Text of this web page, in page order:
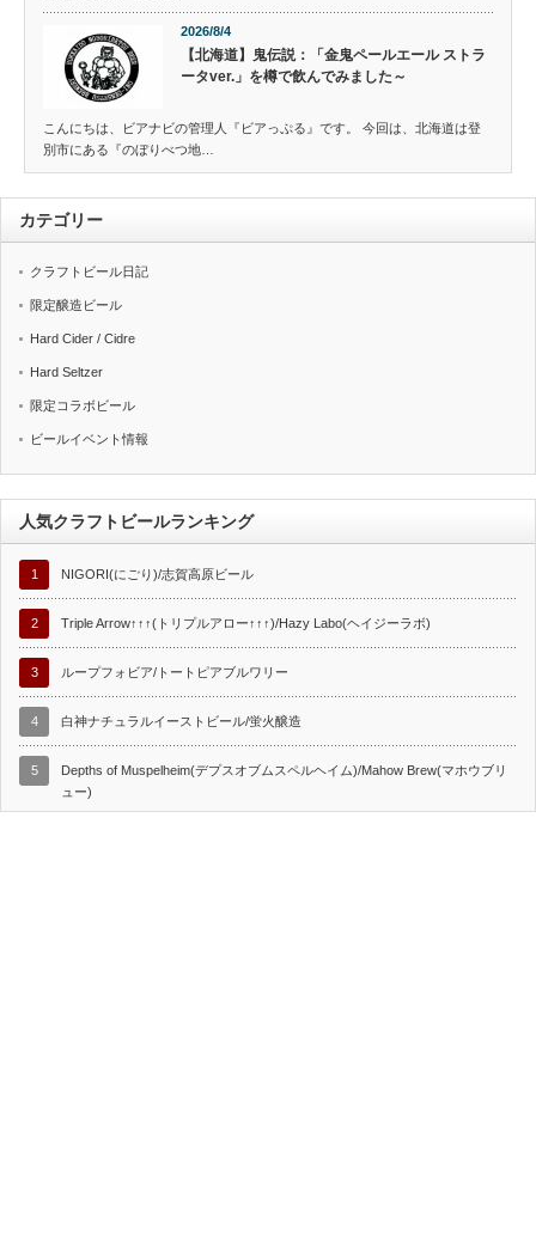
2026/8/4
【北海道】鬼伝説：「金鬼ペールエール ストラ
ータver.」を樽で飲んでみました～
こんにちは、ビアナビの管理人『ビアっぷる』です。 今回は、北海道は登
別市にある『のぼりべつ地…
カテゴリー
クラフトビール日記
限定醸造ビール
Hard Cider / Cidre
Hard Seltzer
限定コラボビール
ビールイベント情報
人気クラフトビールランキング
1 NIGORI(にごり)/志賀高原ビール
2 Triple Arrow↑↑↑(トリプルアロー↑↑↑)/Hazy Labo(ヘイジーラボ)
3 ループフォビア/トートピアブルワリー
4 白神ナチュラルイーストビール/蛍火醸造
5
Depths of Muspelheim(デプスオブムスペルヘイム)/Mahow Brew(マホウブリ
ュー)